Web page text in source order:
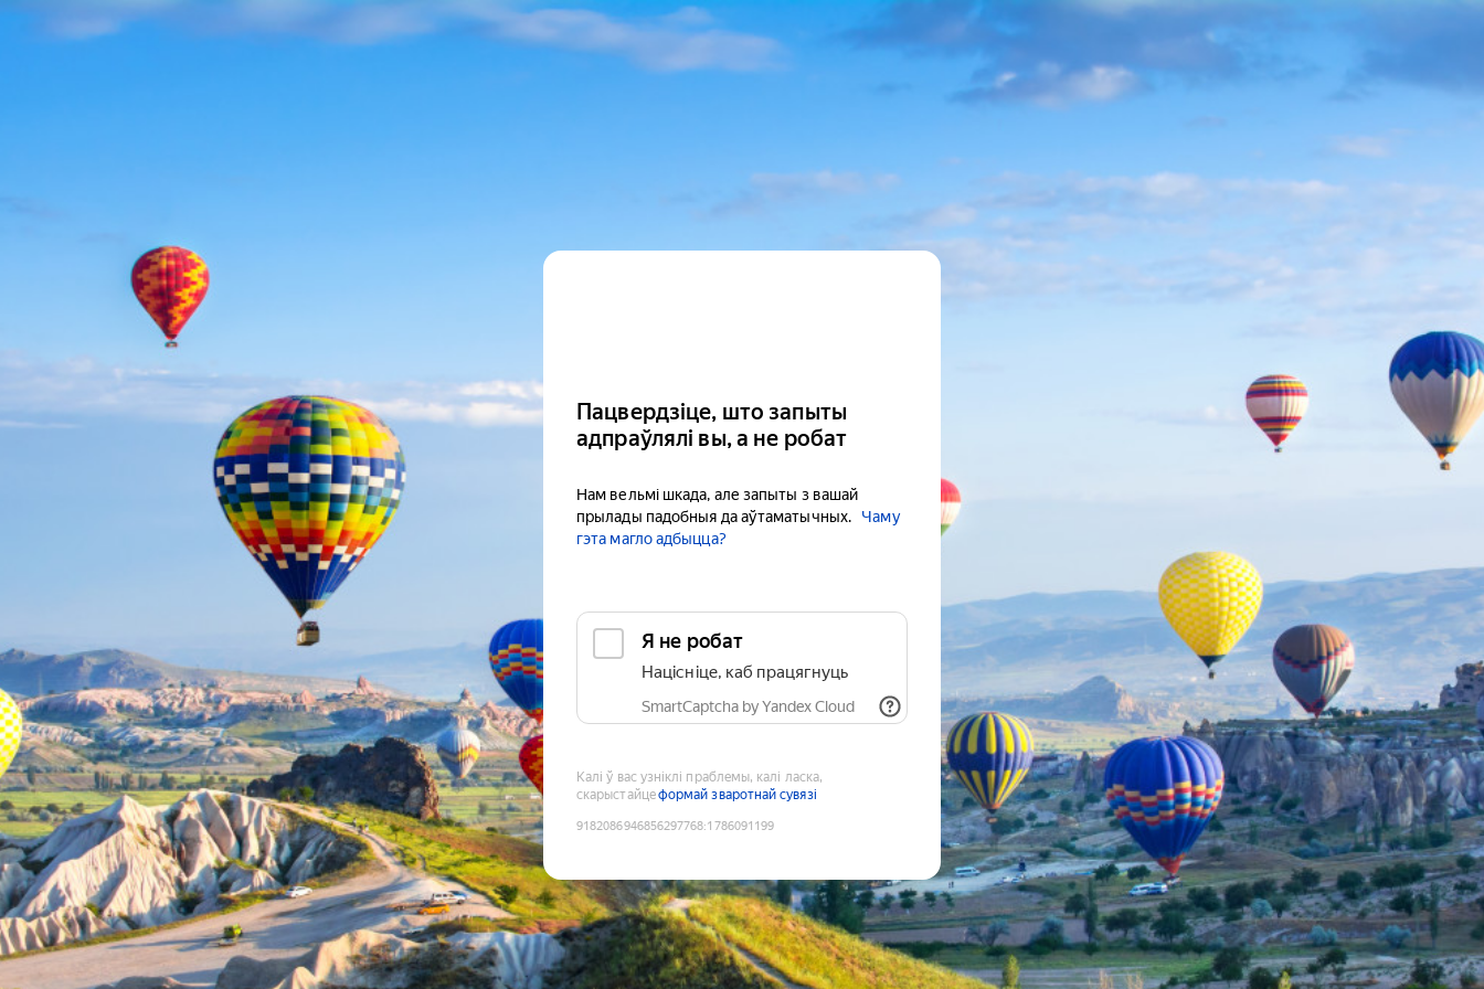
Пацвердзіце, што запыты
адпраўлялі вы, а не робат
Нам вельмі шкада, але запыты з вашай
прылады падобныя да аўтаматычных.
Чаму
гэта магло адбыцца?
Я не робат
Націсніце, каб працягнуць
SmartCaptcha by Yandex Cloud
Калі ў вас узніклі праблемы, калі ласка,
скарыстайцеформай зваротнай сувязі
9182086946856297768:1786091199